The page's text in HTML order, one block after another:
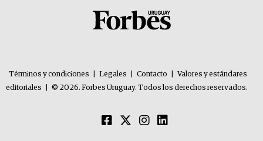
Términos y condiciones Legales Contacto
Valores y estándares
editoriales
© 2026. Forbes Uruguay. Todos los derechos reservados.